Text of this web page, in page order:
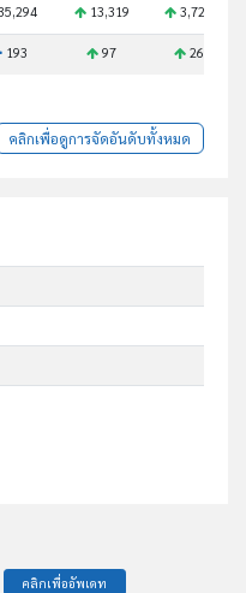
13,319 3,725
193 97 26
คลิกเพื่อดูการจัดอันดับทั้งหมด
คลิกเพื่ออัพเดท